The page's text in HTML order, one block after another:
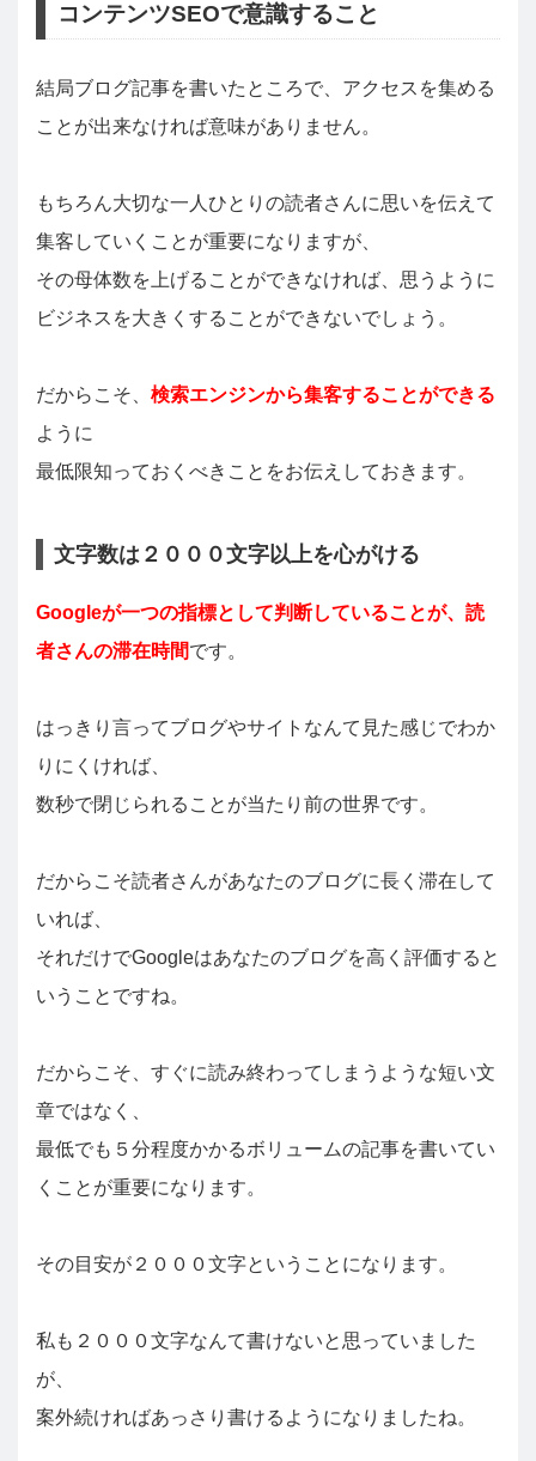
コンテンツSEOで意識すること
結局ブログ記事を書いたところで、アクセスを集める
ことが出来なければ意味がありません。
もちろん大切な一人ひとりの読者さんに思いを伝えて
集客していくことが重要になりますが、
その母体数を上げることができなければ、思うように
ビジネスを大きくすることができないでしょう。
だからこそ、 検索エンジンから集客することができる
ように
最低限知っておくべきことをお伝えしておきます。
文字数は２０００文字以上を心がける
Googleが一つの指標として判断していることが、読
者さんの滞在時間です。
はっきり言ってブログやサイトなんて見た感じでわか
りにくければ、
数秒で閉じられることが当たり前の世界です。
だからこそ読者さんがあなたのブログに長く滞在して
いれば、
それだけでGoogleはあなたのブログを高く評価すると
いうことですね。
だからこそ、すぐに読み終わってしまうような短い文
章ではなく、
最低でも５分程度かかるボリュームの記事を書いてい
くことが重要になります。
その目安が２０００文字ということになります。
私も２０００文字なんて書けないと思っていました
が、
案外続ければあっさり書けるようになりましたね。